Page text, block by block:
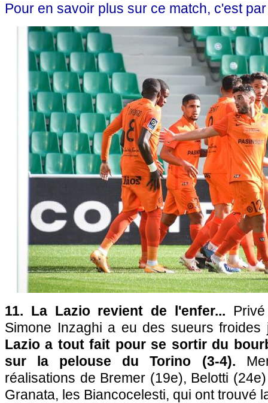
Pour en savoir plus sur ce match, c'est
11. La Lazio revient de l'enfer...
Simone Inzaghi a eu des sueurs
Lazio a tout fait pour se sortir du
sur la pelouse du Torino (3-4).
réalisations de Bremer (19e), Belotti
Granata, les Biancocelesti, qui ont trouvé